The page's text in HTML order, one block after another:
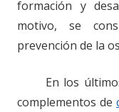
formación y
motivo, se
prevención de la
En los
complementos de